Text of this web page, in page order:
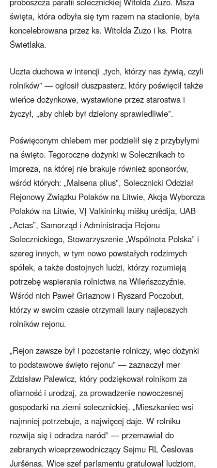
święta, która odbyła się tym razem na stadionie, była
koncelebrowana przez ks. Witolda Zuzo i ks. Piotra
Świetlaka.
Uczta duchowa w intencji „tych, którzy nas żywią, czyli
rolników” — ogłosił duszpasterz, który poświęcił także
wieńce dożynkowe, wystawione przez starostwa i
życzył, „aby chleb był dzielony sprawiedliwie”.
Poświęconym chlebem mer podzielił się z przybyłymi
na święto. Tegoroczne dożynki w Solecznikach to
impreza, na której nie brakuje również sponsorów,
wśród których: „Malsena plius”, Solecznicki Oddział
Rejonowy Związku Polaków na Litwie, Akcja Wyborcza
Polaków na Litwie, VĮ Valkininkų miškų urėdija, UAB
„Actas”, Samorząd i Administracja Rejonu
Solecznickiego, Stowarzyszenie „Wspólnota Polska” i
szereg innych, w tym nowo powstałych rodzimych
spółek, a także dostojnych ludzi, którzy rozumieją
potrzebę wspierania rolnictwa na Wileńszczyźnie.
Wśród nich Paweł Griaznow i Ryszard Poczobut,
którzy w swoim czasie otrzymali laury najlepszych
rolników rejonu.
„Rejon zawsze był i pozostanie rolniczy, więc dożynki
to podstawowe święto rejonu” — zaznaczył mer
Zdzisław Palewicz, który podziękował rolnikom za
ofiarność i urodzaj, za prowadzenie nowoczesnej
gospodarki na ziemi solecznickiej. „Mieszkaniec wsi
najmniej potrzebuje, a najwięcej daje. W rolniku
rozwija się i odradza naród” — przemawiał do
zebranych wiceprzewodniczący Sejmu RL Česlovas
Juršėnas. Wice szef parlamentu gratulował ludziom,